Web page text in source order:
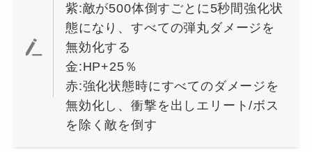
紫:敵が500体倒すごとに5秒間強化状
態になり、すべての弾丸ダメージを
無効化する
金:HP+25％
赤:強化状態時にすべてのダメージを
無効化し、衝撃を出しエリート/ボス
を除く敵を倒す